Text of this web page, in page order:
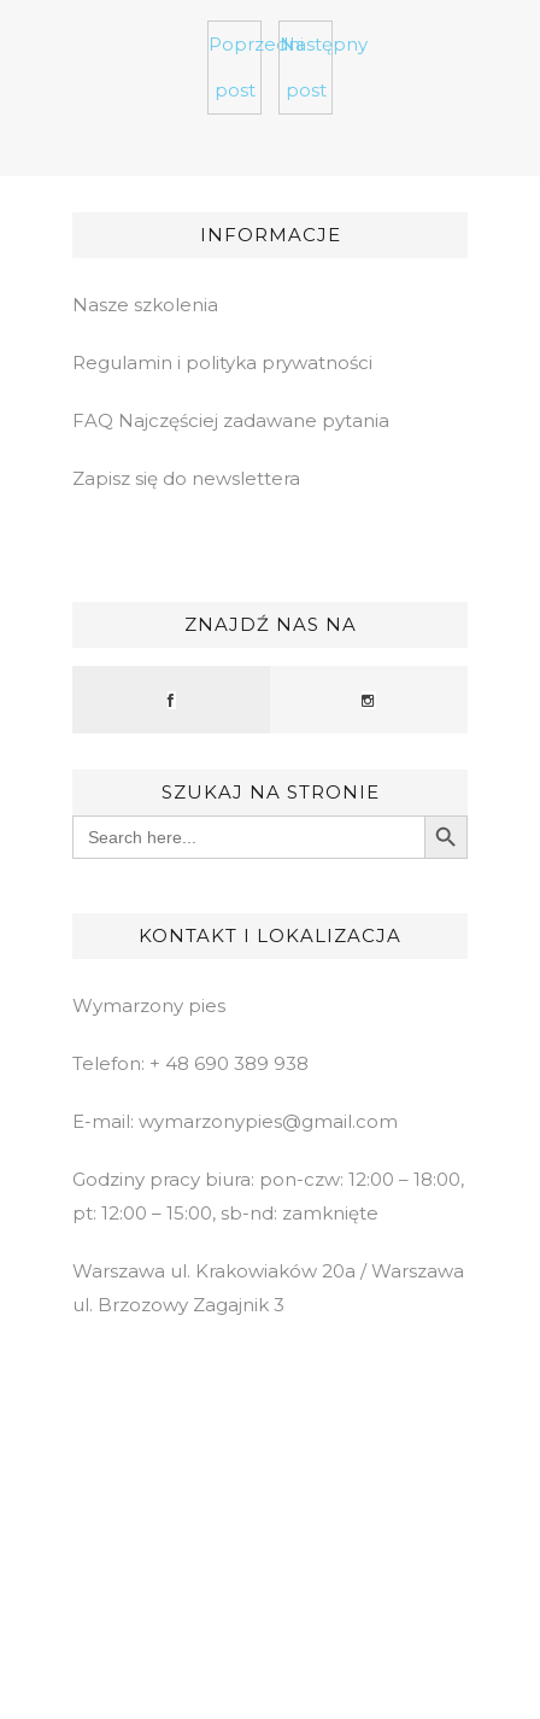
Poprzedni
post
Następny
post
INFORMACJE
Nasze szkolenia
Regulamin i polityka prywatności
FAQ Najczęściej zadawane pytania
Zapisz się do newslettera
ZNAJDŹ NAS NA
SZUKAJ NA STRONIE
Search
for:
Search Button
KONTAKT I LOKALIZACJA
Wymarzony pies
Telefon: + 48 690 389 938
E-mail: wymarzonypies@gmail.com
Godziny pracy biura: pon-czw: 12:00 – 18:00,
pt: 12:00 – 15:00, sb-nd: zamknięte
Warszawa ul. Krakowiaków 20a / Warszawa
ul. Brzozowy Zagajnik 3